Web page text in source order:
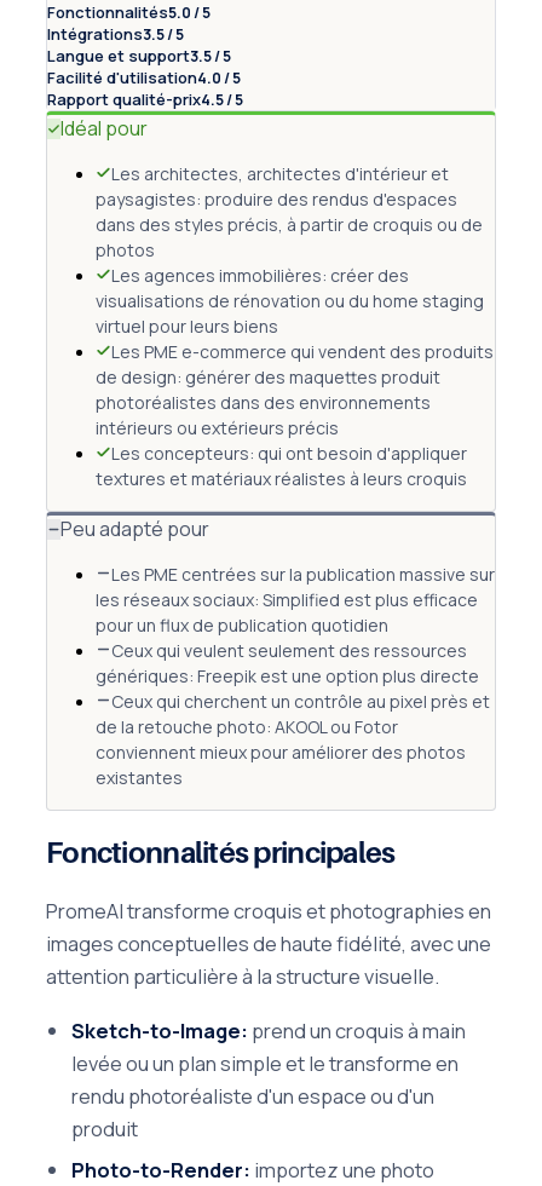
Fonctionnalités5.0 / 5
Intégrations3.5 / 5
Langue et support3.5 / 5
Facilité d'utilisation4.0 / 5
Rapport qualité-prix4.5 / 5
Idéal pour
Les architectes, architectes d'intérieur et
paysagistes: produire des rendus d'espaces
dans des styles précis, à partir de croquis ou de
photos
Les agences immobilières: créer des
visualisations de rénovation ou du home staging
virtuel pour leurs biens
Les PME e-commerce qui vendent des produits
de design: générer des maquettes produit
photoréalistes dans des environnements
intérieurs ou extérieurs précis
Les concepteurs: qui ont besoin d'appliquer
textures et matériaux réalistes à leurs croquis
Peu adapté pour
Les PME centrées sur la publication massive sur
les réseaux sociaux: Simplified est plus efficace
pour un flux de publication quotidien
Ceux qui veulent seulement des ressources
génériques: Freepik est une option plus directe
Ceux qui cherchent un contrôle au pixel près et
de la retouche photo: AKOOL ou Fotor
conviennent mieux pour améliorer des photos
existantes
Fonctionnalités principales
PromeAI transforme croquis et photographies en
images conceptuelles de haute fidélité, avec une
attention particulière à la structure visuelle.
Sketch-to-Image: prend un croquis à main
levée ou un plan simple et le transforme en
rendu photoréaliste d'un espace ou d'un
produit
Photo-to-Render: importez une photo